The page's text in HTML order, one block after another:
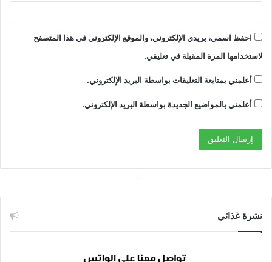
احفظ اسمي، بريدي الإلكتروني، والموقع الإلكتروني في هذا المتصفح
لاستخدامها المرة المقبلة في تعليقي.
أعلمني بمتابعة التعليقات بواسطة البريد الإلكتروني.
أعلمني بالمواضيع الجديدة بواسطة البريد الإلكتروني.
نشرة غذائي